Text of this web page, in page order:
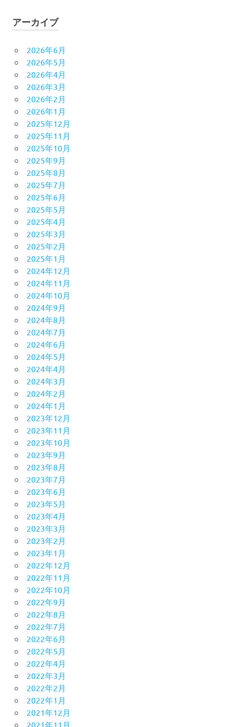
アーカイブ
2026年6月
2026年5月
2026年4月
2026年3月
2026年2月
2026年1月
2025年12月
2025年11月
2025年10月
2025年9月
2025年8月
2025年7月
2025年6月
2025年5月
2025年4月
2025年3月
2025年2月
2025年1月
2024年12月
2024年11月
2024年10月
2024年9月
2024年8月
2024年7月
2024年6月
2024年5月
2024年4月
2024年3月
2024年2月
2024年1月
2023年12月
2023年11月
2023年10月
2023年9月
2023年8月
2023年7月
2023年6月
2023年5月
2023年4月
2023年3月
2023年2月
2023年1月
2022年12月
2022年11月
2022年10月
2022年9月
2022年8月
2022年7月
2022年6月
2022年5月
2022年4月
2022年3月
2022年2月
2022年1月
2021年12月
2021年11月